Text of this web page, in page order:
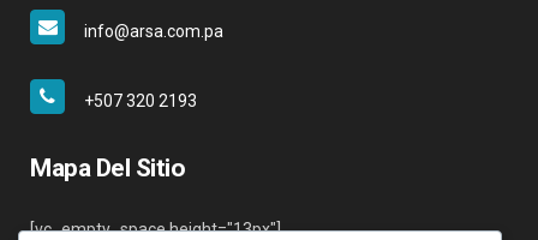
info@arsa.com.pa
+507 320 2193
Mapa Del Sitio
[vc_empty_space height="13px"]